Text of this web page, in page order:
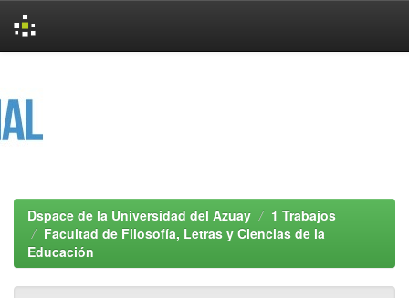
Dspace de la Universidad del Azuay
1 Trabajos
Facultad de Filosofía, Letras y Ciencias de la
Educación